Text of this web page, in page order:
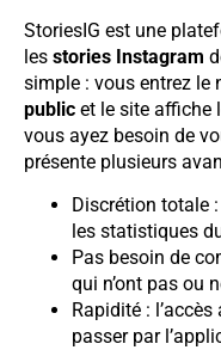
StoriesIG est une
les stories Instagram
simple : vous entrez le
public et le site affiche
vous ayez besoin de
présente plusieurs
Discrétion totale
les statistiques
Pas besoin de
qui n’ont pas ou
Rapidité :
passer par